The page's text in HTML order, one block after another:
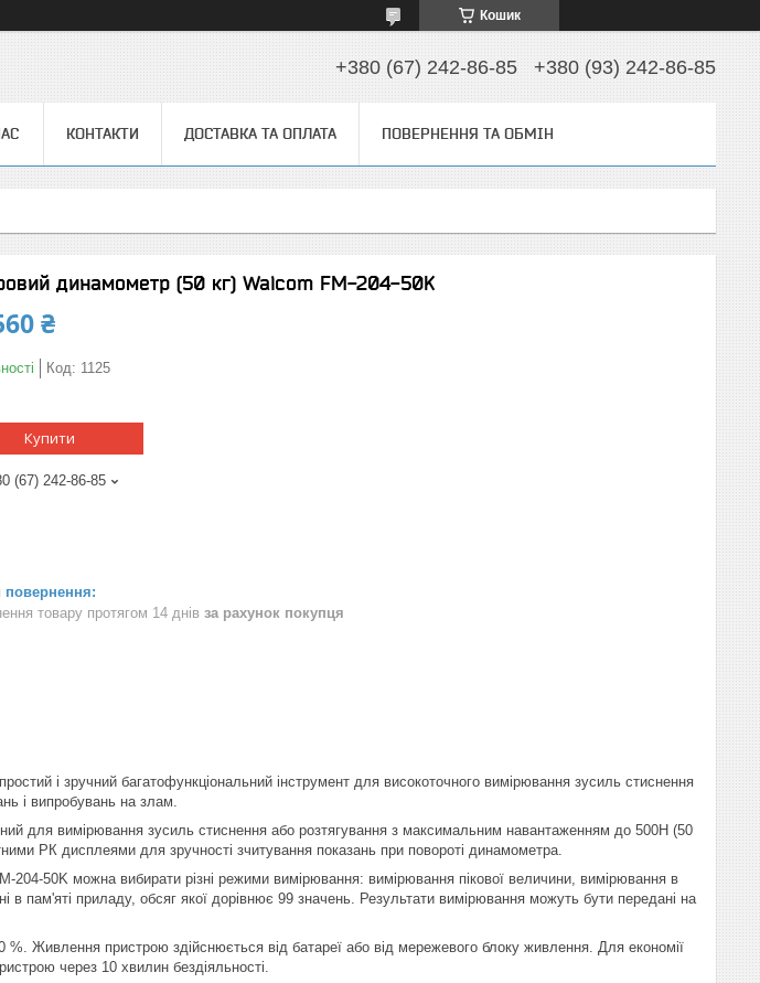
Кошик
+380 (67) 242-86-85 +380 (93) 242-86-85
КОНТАКТИ ДОСТАВКА ТА ОПЛАТА ПОВЕРНЕННЯ ТА ОБМІН
динамометр (50 кг) Walcom FM-204-50K
₴
Код: 1125
Купити
(67) 242-86-85
товару протягом 14 днів за рахунок покупця
і зручний багатофункціональний інструмент для високоточного вимірювання зусиль стиснення
і випробувань на злам.
для вимірювання зусиль стиснення або розтягування з максимальним навантаженням до 500Н (50
РК дисплеями для зручності зчитування показань при повороті динамометра.
50K можна вибирати різні режими вимірювання: вимірювання пікової величини, вимірювання в
в пам'яті приладу, обсяг якої дорівнює 99 значень. Результати вимірювання можуть бути передані на
Живлення пристрою здійснюється від батареї або від мережевого блоку живлення. Для економії
через 10 хвилин бездіяльності.